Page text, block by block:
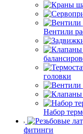
Вентили
головки
Набор
фитинги